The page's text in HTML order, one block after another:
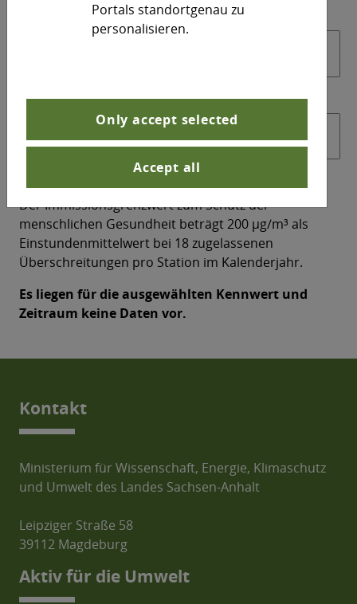
Portals standortgenau zu
personalisieren.
Only accept selected
Accept all
Kontakt
Ministerium für Wissenschaft, Energie, Klimaschutz
und Umwelt des Landes Sachsen-Anhalt
Leipziger Straße 58
39112 Magdeburg
Aktiv für die Umwelt